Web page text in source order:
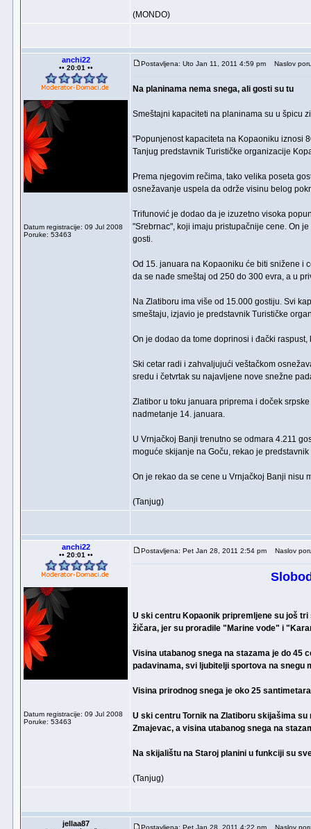
(MONDO)
anchi22
•• 20:01 ••
Datum registracije: 09 Jul 2008
Poruke: 53463
Postavljena: Uto Jan 11, 2011 4:59 pm Naslov
Na planinama nema snega, ali gosti su tu
Smeštajni kapaciteti na planinama su u špicu
"Popunjenost kapaciteta na Kopaoniku iznosi
Tanjug predstavnik Turističke organizacije
Prema njegovim rečima, tako velika poseta
osnežavanje uspela da održe visinu belog
Trifunović je dodao da je izuzetno visoka
"Srebrnac", koji imaju pristupačnije cene. On
gosti.
Od 15. januara na Kopaoniku će biti snižene i
da se nađe smeštaj od 250 do 300 evra, a u
Na Zlatiboru ima više od 15.000 gostiju. Svi
smeštaju, izjavio je predstavnik Turističke
On je dodao da tome doprinosi i đački
Ski cetar radi i zahvaljujući veštačkom
sredu i četvrtak su najavljene nove snežne
Zlatibor u toku januara priprema i doček
nadmetanje 14. januara.
U Vrnjačkoj Banji trenutno se odmara 4.211
moguće skijanje na Goču, rekao je
On je rekao da se cene u Vrnjačkoj Banji nisu
(Tanjug)
anchi22
•• 20:01 ••
Datum registracije: 09 Jul 2008
Poruke: 53463
Postavljena: Pet Jan 28, 2011 2:54 pm Naslov
U ski centru Kopaonik pripremljene su još tri
žičara, jer su proradile "Marine vode" i
Visina utabanog snega na stazama je do 45
padavinama, svi ljubitelji sportova na snegu
Visina prirodnog snega je oko 25
U ski centru Tornik na Zlatiboru skijašima
Zmajevac, a visina utabanog snega na
Na skijalištu na Staroj planini u funkciji su
(Tanjug)
jellaa87 Postavljena: Pet Jan 28, 2011 4:22 pm Naslov